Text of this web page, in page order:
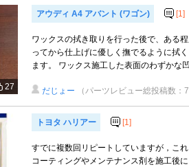
27
アウディ A4 アバント (ワゴン) [1]
ワックスの拭き取りを行った後で、ある
ってから仕上げに優しく撫でるように拭
ます。 ワックス施工した表面のわずかな
だじょー （パーツレビュー総投稿数：
トヨタ ハリアー [1]
すでに複数回リピートしていますが，こ
コーティングやメンテナンス剤を施工後